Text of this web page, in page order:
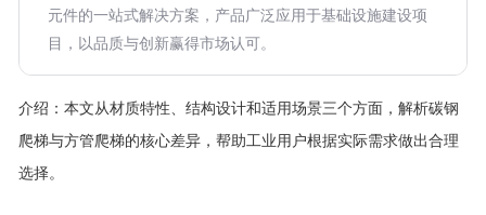
元件的一站式解决方案，产品广泛应用于基础设施建设项
目，以品质与创新赢得市场认可。
介绍： 本文从材质特性、结构设计和适用场景三个方面，解析碳钢
爬梯与方管爬梯的核心差异，帮助工业用户根据实际需求做出合理
选择。